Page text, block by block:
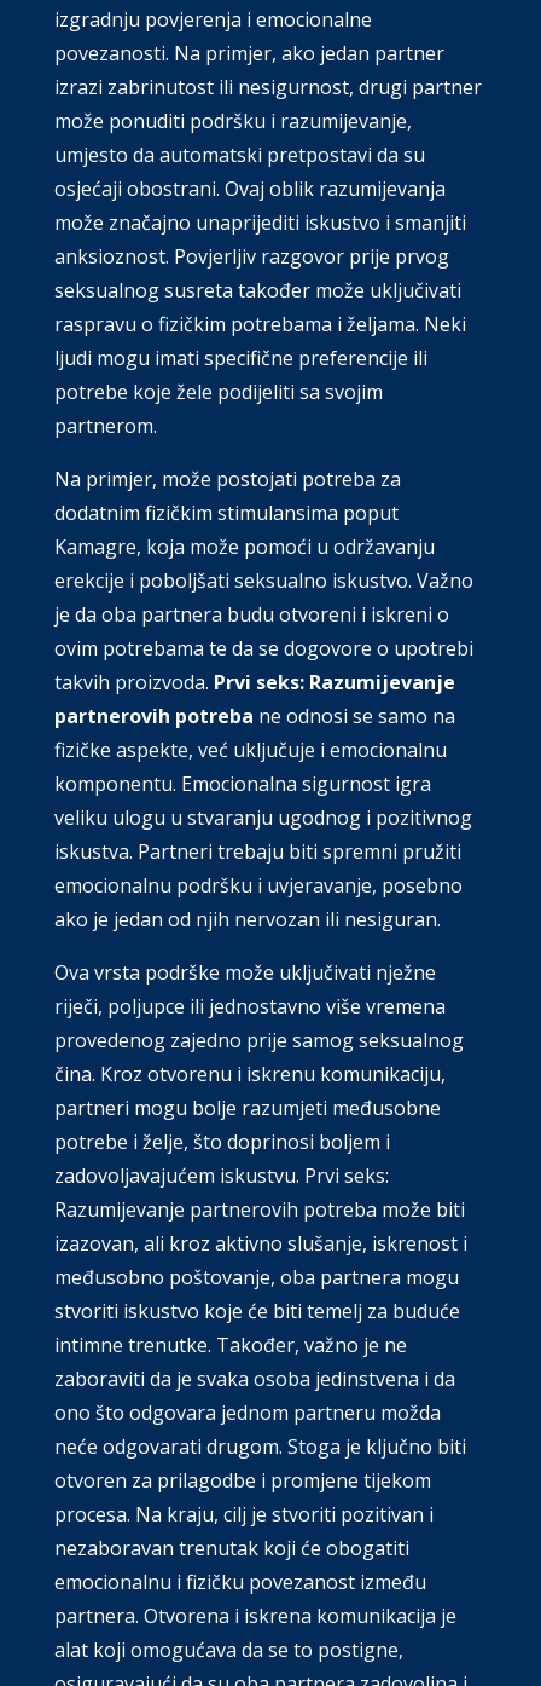
izgradnju povjerenja i emocionalne
povezanosti. Na primjer, ako jedan partner
izrazi zabrinutost ili nesigurnost, drugi partner
može ponuditi podršku i razumijevanje,
umjesto da automatski pretpostavi da su
osjećaji obostrani. Ovaj oblik razumijevanja
može značajno unaprijediti iskustvo i smanjiti
anksioznost. Povjerljiv razgovor prije prvog
seksualnog susreta također može uključivati
raspravu o fizičkim potrebama i željama. Neki
ljudi mogu imati specifične preferencije ili
potrebe koje žele podijeliti sa svojim
partnerom.
Na primjer, može postojati potreba za
dodatnim fizičkim stimulansima poput
Kamagre, koja može pomoći u održavanju
erekcije i poboljšati seksualno iskustvo. Važno
je da oba partnera budu otvoreni i iskreni o
ovim potrebama te da se dogovore o upotrebi
takvih proizvoda. Prvi seks: Razumijevanje
partnerovih potreba ne odnosi se samo na
fizičke aspekte, već uključuje i emocionalnu
komponentu. Emocionalna sigurnost igra
veliku ulogu u stvaranju ugodnog i pozitivnog
iskustva. Partneri trebaju biti spremni pružiti
emocionalnu podršku i uvjeravanje, posebno
ako je jedan od njih nervozan ili nesiguran.
Ova vrsta podrške može uključivati nježne
riječi, poljupce ili jednostavno više vremena
provedenog zajedno prije samog seksualnog
čina. Kroz otvorenu i iskrenu komunikaciju,
partneri mogu bolje razumjeti međusobne
potrebe i želje, što doprinosi boljem i
zadovoljavajućem iskustvu. Prvi seks:
Razumijevanje partnerovih potreba može biti
izazovan, ali kroz aktivno slušanje, iskrenost i
međusobno poštovanje, oba partnera mogu
stvoriti iskustvo koje će biti temelj za buduće
intimne trenutke. Također, važno je ne
zaboraviti da je svaka osoba jedinstvena i da
ono što odgovara jednom partneru možda
neće odgovarati drugom. Stoga je ključno biti
otvoren za prilagodbe i promjene tijekom
procesa. Na kraju, cilj je stvoriti pozitivan i
nezaboravan trenutak koji će obogatiti
emocionalnu i fizičku povezanost između
partnera. Otvorena i iskrena komunikacija je
alat koji omogućava da se to postigne,